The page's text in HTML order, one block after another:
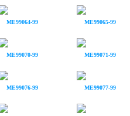
ME99064-99 ME99065-99
ME99070-99 ME99071-99
ME99076-99 ME99077-99